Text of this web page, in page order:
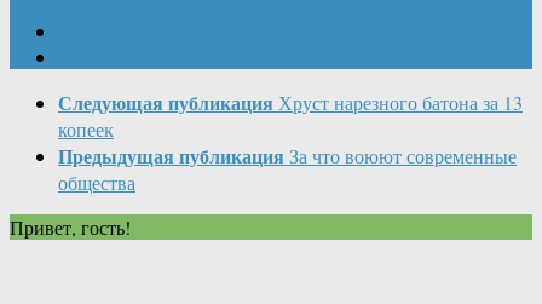
Следующая публикация Хруст нарезного батона за 13
копеек
Предыдущая публикация За что воюют современные
общества
Привет, гость!